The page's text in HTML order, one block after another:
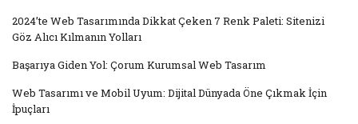
2024’te Web Tasarımında Dikkat Çeken 7 Renk Paleti: Sitenizi
Göz Alıcı Kılmanın Yolları
Başarıya Giden Yol: Çorum Kurumsal Web Tasarım
Web Tasarımı ve Mobil Uyum: Dijital Dünyada Öne Çıkmak İçin
İpuçları